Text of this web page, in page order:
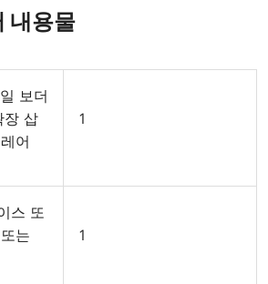
내용물
보더
장 삽
어
1
스 또
는
1